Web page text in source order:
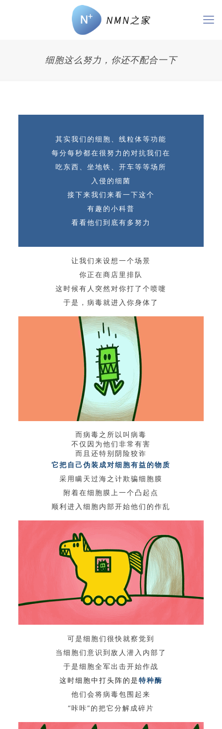
细胞这么努力，你还不配合一下
其实我们的细胞、线粒体等功能
每分每秒都在很努力的对抗我们在
吃东西、 坐地铁、开车等等场所
入侵的细菌
接下来我们来看一下这个
有趣的小科普
看看他们到底有多努力
让我们来设想一个场景
你正在商店里排队
这时候有人突然对你打了个喷嚏
于是，病毒就进入你身体了
而病毒之所以叫病毒
不仅因为他们非常有害
而且还特别阴险狡诈
它把自己伪装成对细胞有益的物质
采用瞒天过海之计欺骗细胞膜
附着在细胞膜上一个凸起点
顺利进入细胞内部开始他们的作乱
可是细胞们很快就察觉到
当 细胞们意识到敌人潜入内部了
于是细胞全军出击开始作战
这时细胞中打头阵的是特种酶
他们会将病毒包围起来
“咔咔”的把它分解成碎片